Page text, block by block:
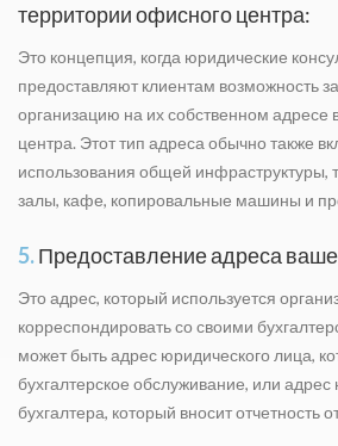
территории офисного центра:
Это концепция, когда юридические
предоставляют клиентам возможность
организацию на их собственном адресе
центра. Этот тип адреса обычно также
использования общей инфраструктуры,
залы, кафе, копировальные машины и
5.Предоставление адреса
Это адрес, который используется
корреспондировать со своими
может быть адрес юридического лица,
бухгалтерское обслуживание, или адрес
бухгалтера, который вносит отчетность